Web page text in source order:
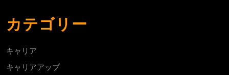
カテゴリー
キャリア
キャリアアップ